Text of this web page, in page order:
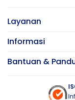
Layanan
Informasi
Bantuan &